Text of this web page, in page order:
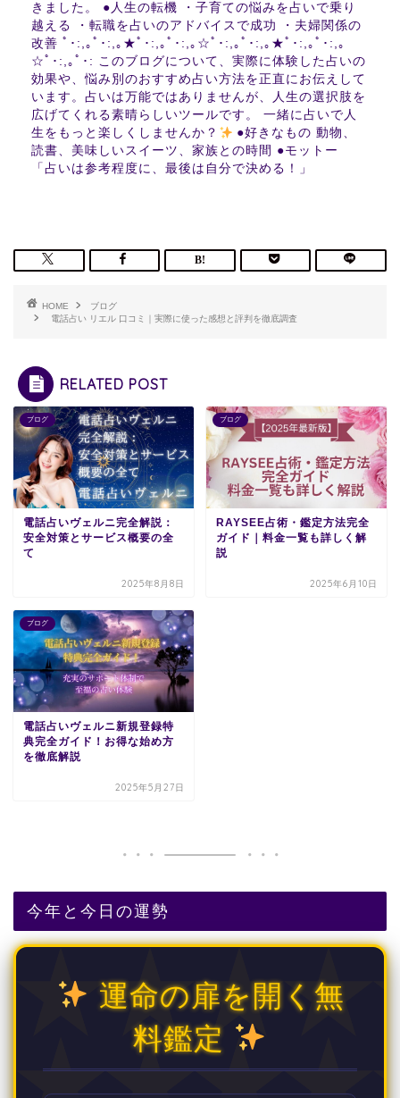
きました。 ●人生の転機 ・子育ての悩みを占いで乗り
越える ・転職を占いのアドバイスで成功 ・夫婦関係の
改善 ﾟ･:,｡ﾟ･:,｡★ﾟ･:,｡ﾟ･:,｡☆ﾟ･:,｡ﾟ･:,｡★ﾟ･:,｡ﾟ･:,｡
☆ﾟ･:,｡ﾟ･: このブログについて、実際に体験した占いの
効果や、悩み別のおすすめ占い方法を正直にお伝えして
います。占いは万能ではありませんが、人生の選択肢を
広げてくれる素晴らしいツールです。 一緒に占いで人
生をもっと楽しくしませんか？
●好きなもの 動物、
読書、美味しいスイーツ、家族との時間 ●モットー
「占いは参考程度に、最後は自分で決める！」
HOME
ブログ
電話占い リエル 口コミ｜実際に使った感想と評判を徹底調査
RELATED POST
ブログ
電話占いヴェルニ完全解説：
安全対策とサービス概要の全
て
2025年8月8日
ブログ
RAYSEE占術・鑑定方法完全
ガイド｜料金一覧も詳しく解
説
2025年6月10日
ブログ
電話占いヴェルニ新規登録特
典完全ガイド！お得な始め方
を徹底解説
2025年5月27日
今年と今日の運勢
運命の扉を開く無
料鑑定